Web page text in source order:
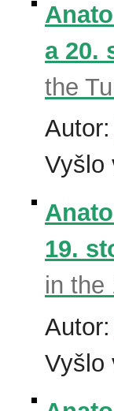
a 20.
the
Autor:
Vyšlo
19.
in the
Autor:
Vyšlo